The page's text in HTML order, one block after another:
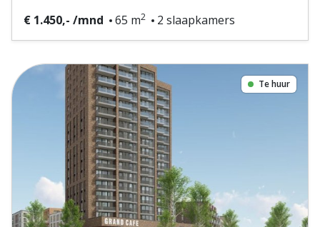
€ 1.450,- /mnd 65 m2 2 slaapkamers
Te huur